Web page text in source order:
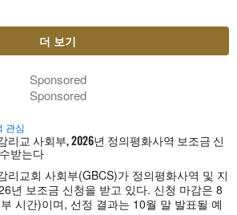
더 보기
Sponsored
Sponsored
관심
리교 사회부, 2026년 정의평화사역 보조금 신
받는다
리교회 사회부(GBCS)가 정의평화사역 및 지
년 보조금 신청을 받고 있다. 신청 마감은 8
시간)이며, 선정 결과는 10월 말 발표될 예